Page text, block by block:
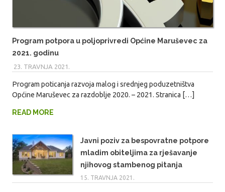
Program potpora u poljoprivredi Općine Maruševec za
2021. godinu
23. TRAVNJA 2021.
Program poticanja razvoja malog i srednjeg poduzetništva
Općine Maruševec za razdoblje 2020. – 2021. Stranica […]
READ MORE
Javni poziv za bespovratne potpore
mladim obiteljima za rješavanje
njihovog stambenog pitanja
15. TRAVNJA 2021.